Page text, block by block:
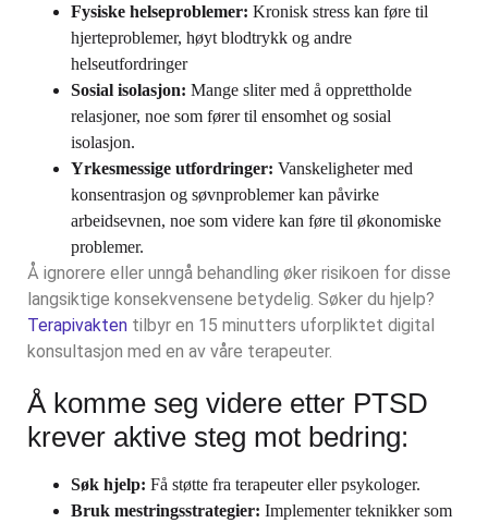
Fysiske helseproblemer: Kronisk stress kan føre til
hjerteproblemer, høyt blodtrykk og andre
helseutfordringer
Sosial isolasjon: Mange sliter med å opprettholde
relasjoner, noe som fører til ensomhet og sosial
isolasjon.
Yrkesmessige utfordringer: Vanskeligheter med
konsentrasjon og søvnproblemer kan påvirke
arbeidsevnen, noe som videre kan føre til økonomiske
problemer.
Å ignorere eller unngå behandling øker risikoen for disse
langsiktige konsekvensene betydelig. Søker du hjelp?
Terapivakten tilbyr en 15 minutters uforpliktet digital
konsultasjon med en av våre terapeuter.
Å komme seg videre etter PTSD
krever aktive steg mot bedring:
Søk hjelp: Få støtte fra terapeuter eller psykologer.
Bruk mestringsstrategier: Implementer teknikker som